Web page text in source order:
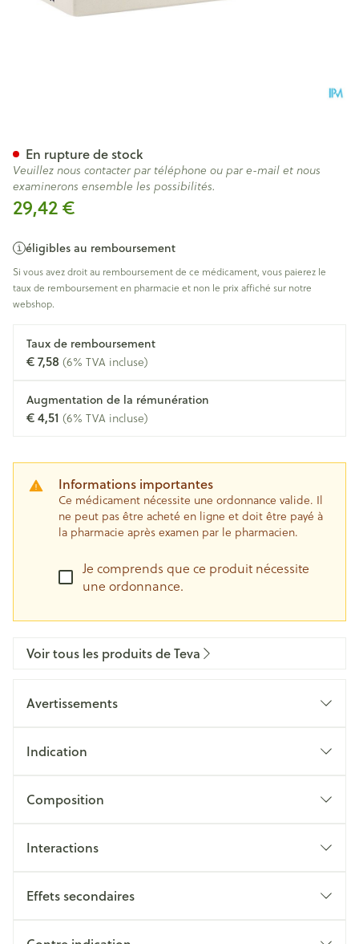
29,42 €
éligibles au remboursement
Si vous avez droit au remboursement de ce médicament, vous paierez le
taux de remboursement en pharmacie et non le prix affiché sur notre
webshop.
Taux de remboursement
€ 7,58 (6% TVA incluse)
Augmentation de la rémunération
€ 4,51 (6% TVA incluse)
Informations importantes
Ce médicament nécessite une ordonnance valide. Il
ne peut pas être acheté en ligne et doit être payé à
la pharmacie après examen par le pharmacien.
Je comprends que ce produit nécessite
une ordonnance.
En rupture de stock
Veuillez nous contacter par téléphone ou par e-mail et nous
examinerons ensemble les possibilités.
Voir tous les produits de Teva
Avertissements
Indication
Composition
Interactions
Effets secondaires